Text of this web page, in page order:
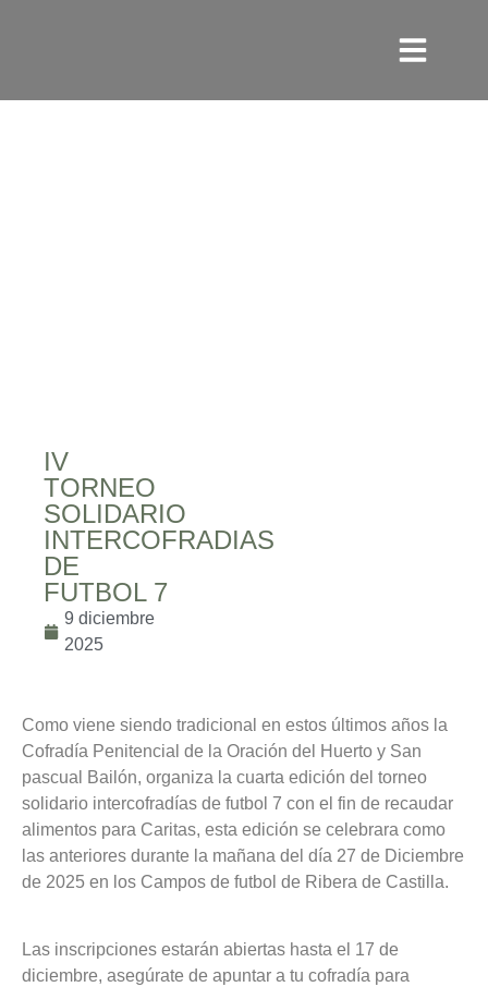
IV
TORNEO
SOLIDARIO
INTERCOFRADIAS
DE
FUTBOL 7
9 diciembre
2025
Como viene siendo tradicional en estos últimos años la
Cofradía Penitencial de la Oración del Huerto y San
pascual Bailón, organiza la cuarta edición del torneo
solidario intercofradías de futbol 7 con el fin de recaudar
alimentos para Caritas, esta edición se celebrara como
las anteriores durante la mañana del día 27 de Diciembre
de 2025 en los Campos de futbol de Ribera de Castilla.
Las inscripciones estarán abiertas hasta el 17 de
diciembre, asegúrate de apuntar a tu cofradía para